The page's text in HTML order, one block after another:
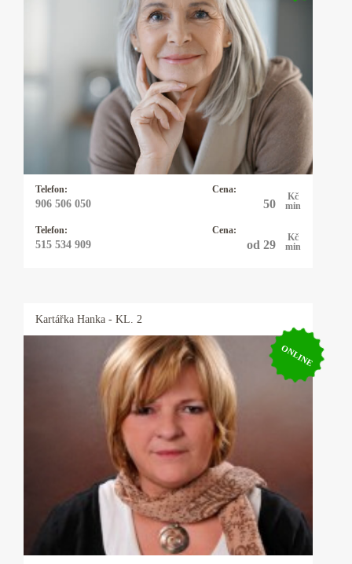
Telefon:
906 506 050
Cena:
50
Kč
min
Telefon:
515 534 909
Cena:
od 29
Kč
min
Kartářka Emílie Marie
30 let praxe. Výklad karet, kyvadlo, virgule a
alternativní životní styly, znalosti předávané po
generace. Podíváme se možné věci budoucí v
každé životní oblasti. Vysoká preciznost.
Kartářka Hanka - KL. 2
ONLINE
Kartářka Hanka
Profesionální výklad karet, autorské výklady,
rozbor osobnosti a partnerských vztahů podle
data narození. Pomůžu vám uvědomit si svůj
potenciál. Dodám vám sílu a odvahu, abyste
mohli čelit překážkám a výzvám ve svém
životě.